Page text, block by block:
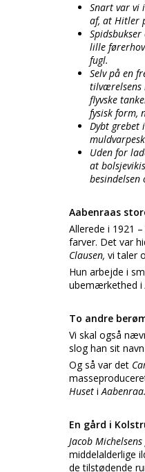
Snart var vi
af, at Hitler
lille
fugl.
Selv på en
tilværelsens
flyvske
fysisk form,
Dybt grebet
Uden for
at
besindelsen
Aabenraas
Allerede i 1921
farver. Det var
Clausen, vi taler
Hun arbejde i
ubemærkethed i
To andre
Vi skal også
slog han sit
Og så var det
Huset iAabenraa.
En gård i
Jacob
middelalderlige
de tilstødende